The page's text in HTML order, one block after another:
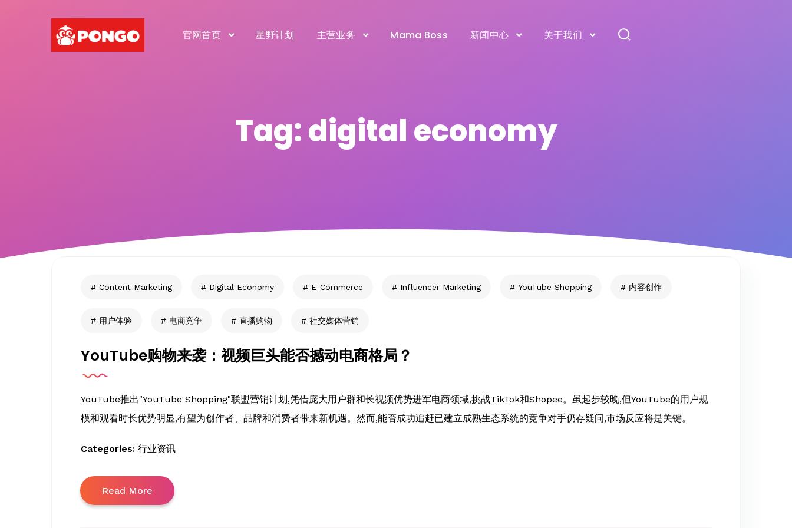
官网首页 星野计划 主营业务 Mama Boss 新闻中心 关于我们
Tag: digital economy
Content Marketing Digital Economy E-Commerce Influencer Marketing YouTube Shopping 内容创作
用户体验 电商竞争 直播购物 社交媒体营销
YouTube购物来袭：视频巨头能否撼动电商格局？
YouTube推出"YouTube Shopping"联盟营销计划,凭借庞大用户群和长视频优势进军电商领域,挑战TikTok和Shopee。虽起步较晚,但YouTube的用户规
模和观看时长优势明显,有望为创作者、品牌和消费者带来新机遇。然而,能否成功追赶已建立成熟生态系统的竞争对手仍存疑问,市场反应将是关键。
Categories: 行业资讯
Read More